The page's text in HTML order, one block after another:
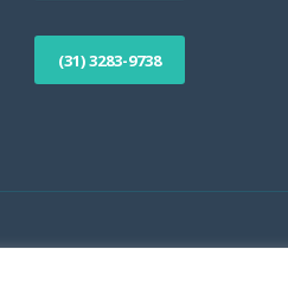
(31) 3283-9738